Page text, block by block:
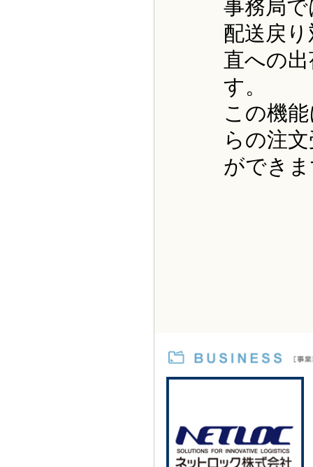
事務局
配送戻
直への
す。
この機
らの注
ができ